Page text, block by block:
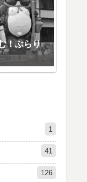
！ぶらり
1
41
126